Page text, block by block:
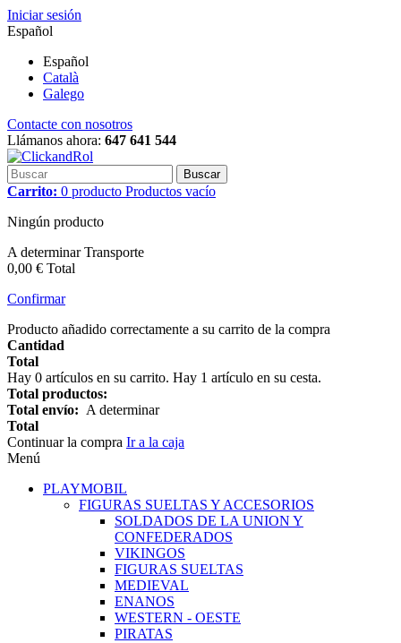
Iniciar sesión
Español
Español
Català
Galego
Contacte con nosotros
Llámanos ahora: 647 641 544
Buscar
Carrito: 0 producto Productos vacío
Ningún producto
A determinarTransporte
0,00 € Total
Confirmar
Producto añadido correctamente a su carrito de la compra
Cantidad
Total
Hay 0 artículos en su carrito. Hay 1 artículo en su cesta.
Total productos:
Total envío: A determinar
Total
Continuar la compra Ir a la caja
Menú
PLAYMOBIL
FIGURAS SUELTAS Y ACCESORIOS
SOLDADOS DE LA UNION Y
CONFEDERADOS
VIKINGOS
FIGURAS SUELTAS
MEDIEVAL
ENANOS
WESTERN - OESTE
PIRATAS